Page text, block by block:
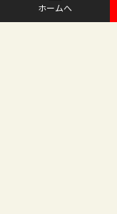
ホームへ